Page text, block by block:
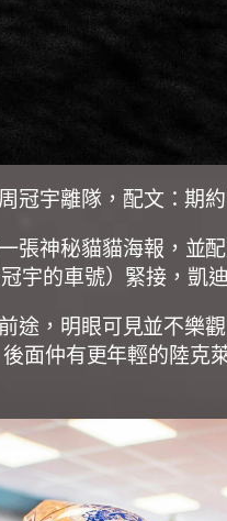
冠宇離隊，配文：期
張神秘貓貓海報，
的車號）緊接，凱
，明眼可見並不樂
面仲有更年輕的陸